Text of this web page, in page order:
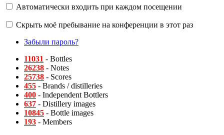
Автоматически входить при каждом посещении
Скрыть моё пребывание на конференции в этот раз
Забыли пароль?
11031 - Bottles
26238 - Notes
25738 - Scores
455 - Brands / distilleries
400 - Independent Bottlers
637 - Distillery images
10845 - Bottle images
193 - Members